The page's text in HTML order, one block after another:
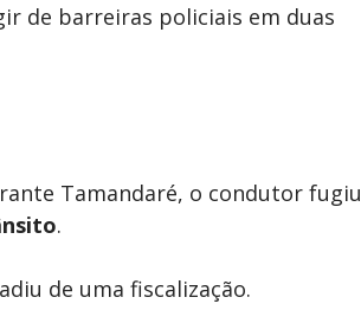
de barreiras policiais em duas
Tamandaré, o condutor fugiu
.
de uma fiscalização.